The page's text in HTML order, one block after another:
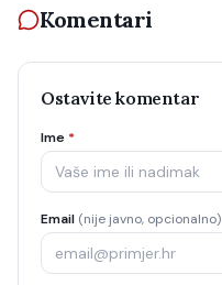
Komentari
Ostavite komentar
Ime *
Email (nije javno, opcionalno)